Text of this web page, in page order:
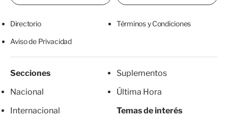
Directorio Términos y Condiciones
Aviso de Privacidad
Secciones
Nacional
Internacional
Suplementos
Última Hora
Temas de interés